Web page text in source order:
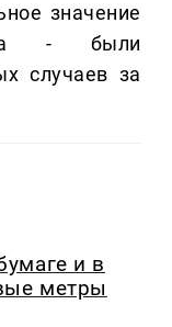
значение
- были
случаев за
и в
метры